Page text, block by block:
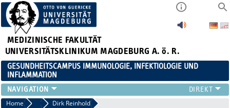
MEDIZINISCHE FAKULTÄT
UNIVERSITÄTSKLINIKUM MAGDEBURG A. ö. R.
GESUNDHEITSCAMPUS IMMUNOLOGIE, INFEKTIOLOGIE UND
INFLAMMATION
ÜBER UNS
Home Unsere Mitglieder
Dirk Reinhold